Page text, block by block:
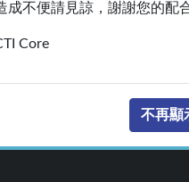
(A棟A432室)
走到底右轉至B棟警衛處
成不便請見諒，謝謝您的配
Core
不再顯